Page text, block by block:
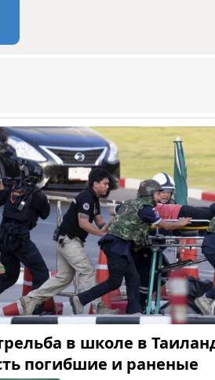
в школе в
погибшие и раненые